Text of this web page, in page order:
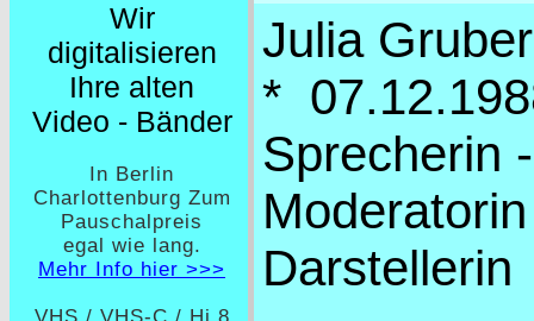
Wir
digitalisieren
Ihre alten
Video - Bänder
In Berlin
Charlottenburg Zum
Pauschalpreis
egal wie lang.
Mehr Info hier >>>
Julia Gruber
*
Sprecherin -
Darstellerin